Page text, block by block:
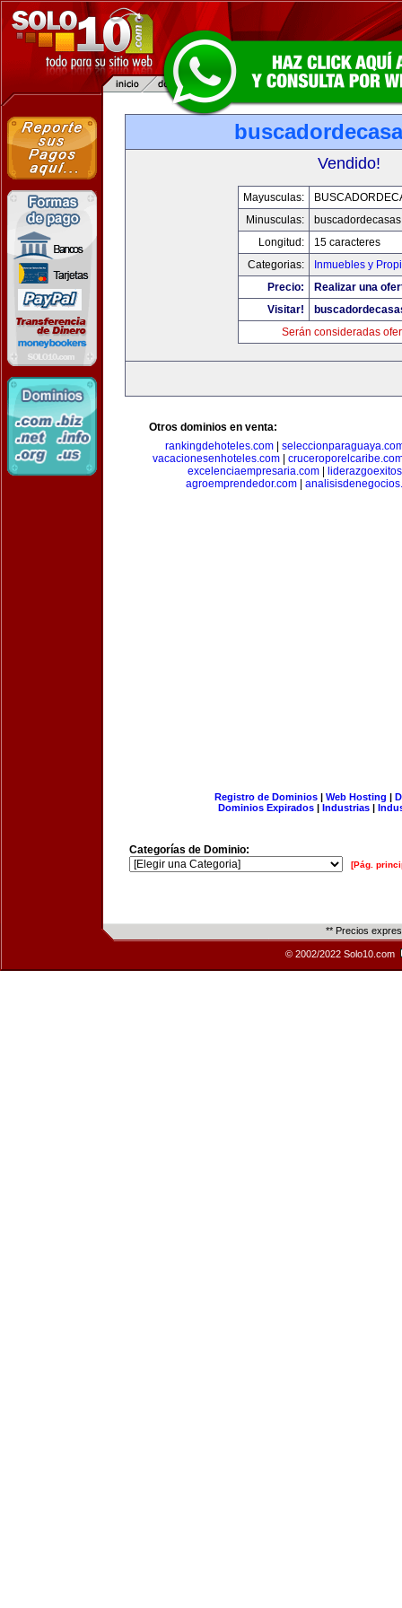
Vendido!
Mayusculas:
Minusculas:
Longitud:
15 caracteres
Categorias:
Inmuebles y
Precio:
Realizar una
Visitar!
Serán consideradas
Otros dominios en venta:
rankingdehoteles.com|
vacacionesenhoteles.com
excelenciaempresaria.com
agroemprendedor.com
Registro de Dominios| Web Hosting |
Dominios Expirados | Industrias |
Categorías de Dominio:
[Pág.
** Precios
© 2002/2022 Solo10.com